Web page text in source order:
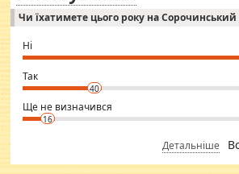
Independent escort in Mumbai, truthful, friendly
WhatsApp via an easily can see the latest
want to meet new people. Sakshi Mirchandani
conscious in order to keep yourself fit and
club.
⇒ sakshimirchandani.com
Чи їхатимете цього року на
Ні
Так
40
Ще не визначився
16
Детальніше